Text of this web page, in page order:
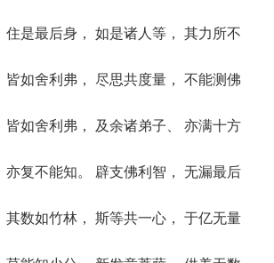
是最后身， 如是诸人等， 其力所不
如舍利弗， 尽思共度量， 不能测佛
如舍利弗， 及余诸弟子、 亦满十方
复不能知。 辟支佛利智， 无漏最后
数如竹林， 斯等共一心， 于亿无量